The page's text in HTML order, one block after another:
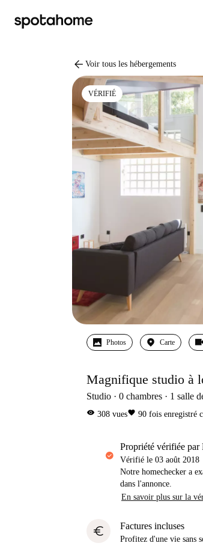
arrow_back Voir tous les hébergements
VÉRIFIÉ
Photos Carte
Magnifique studio à
Studio 0 chambres 1 salle
visibility 308 vuesfavorite 90 fois enregistré
propriété vérifiée par
Vérifié le 03 août 2018
Notre homechecker a
dans l'annonce.
En savoir plus sur la
euro Factures incluses
Profitez d'une vie sans